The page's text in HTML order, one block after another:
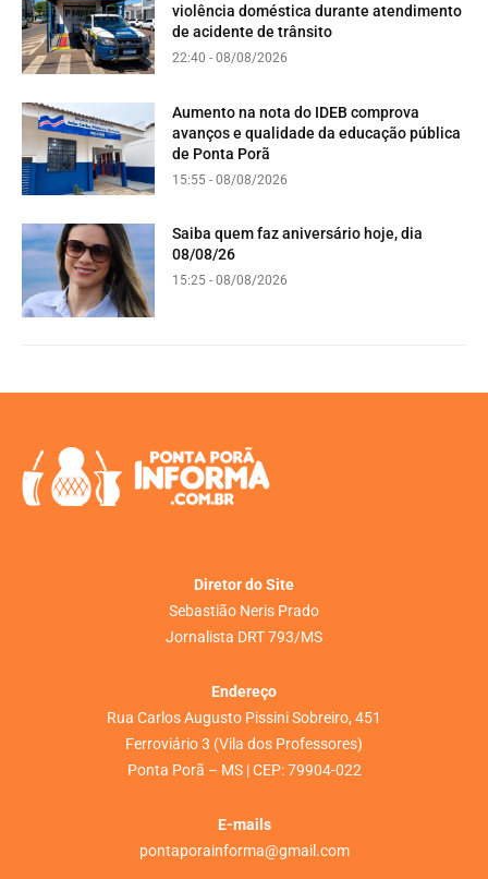
violência doméstica durante atendimento
de acidente de trânsito
22:40 - 08/08/2026
Aumento na nota do IDEB comprova
avanços e qualidade da educação pública
de Ponta Porã
15:55 - 08/08/2026
Saiba quem faz aniversário hoje, dia
08/08/26
15:25 - 08/08/2026
Diretor do Site
Sebastião Neris Prado
Jornalista DRT 793/MS
Endereço
Rua Carlos Augusto Pissini Sobreiro, 451
Ferroviário 3 (Vila dos Professores)
Ponta Porã – MS | CEP: 79904-022
E-mails
pontaporainforma@gmail.com